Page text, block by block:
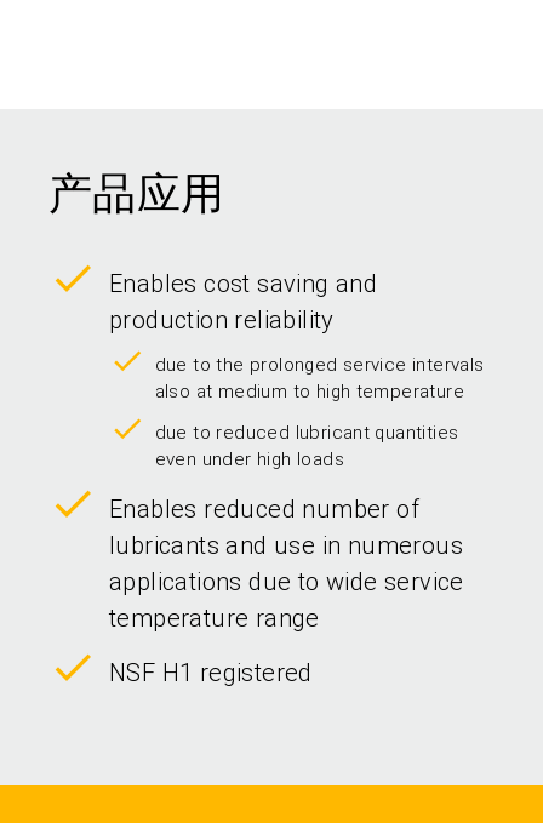
产品应用
Enables cost saving and
production reliability
due to the prolonged service intervals
also at medium to high temperature
due to reduced lubricant quantities
even under high loads
Enables reduced number of
lubricants and use in numerous
applications due to wide service
temperature range
NSF H1 registered